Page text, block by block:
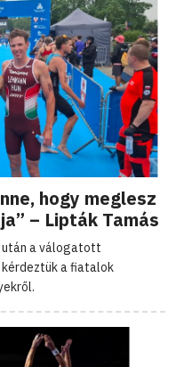
hogy meglesz
– Lipták Tamás
után a válogatott
a fiatalok